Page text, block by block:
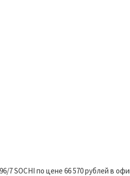
7 SOCHI по цене 66 570 рублей в